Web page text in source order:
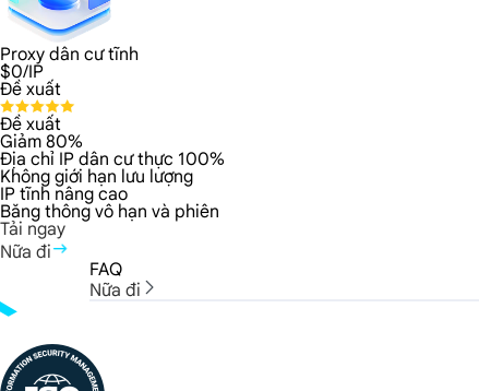
Proxy dân cư tĩnh
$0/IP
Đề xuất
Đề xuất
Giảm 80%
Địa chỉ IP dân cư thực 100%
Không giới hạn lưu lượng
IP tĩnh nâng cao
Băng thông vô hạn và phiên
Tải ngay
Nữa đi
FAQ
Nữa đi